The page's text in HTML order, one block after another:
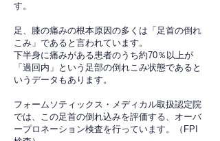
す。
足、膝の痛みの根本原因の多くは「足首の倒れ
こみ」であると言われています。
下半身に痛みがある患者のうち約70％以上が
「過回内」という足部の倒れこみ状態であると
いうデータもあります。
フォームソティックス・メディカル取扱認定院
では、この足首の倒れ込みを評価する、オーバ
ープロネーション検査を行っています。（FPI